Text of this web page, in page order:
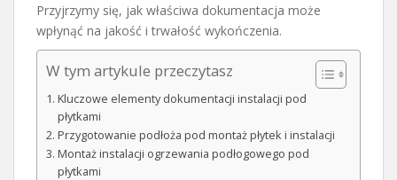
Przyjrzymy się, jak właściwa dokumentacja może
wpłynąć na jakość i trwałość wykończenia.
W tym artykule przeczytasz
Kluczowe elementy dokumentacji instalacji pod
płytkami
Przygotowanie podłoża pod montaż płytek i instalacji
Montaż instalacji ogrzewania podłogowego pod
płytkami